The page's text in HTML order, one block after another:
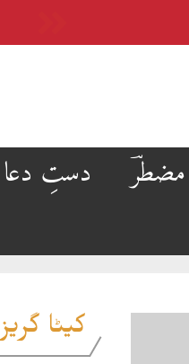
دستِ دعا
کیٹا گریز